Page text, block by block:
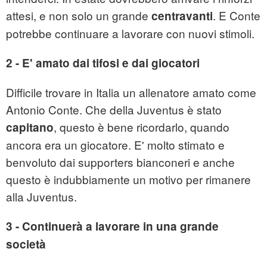
attesi, e non solo un grande centravanti. E Conte
potrebbe continuare a lavorare con nuovi stimoli.
2 - E' amato dai tifosi e dai giocatori
Difficile trovare in Italia un allenatore amato come
Antonio Conte. Che della Juventus è stato
capitano, questo è bene ricordarlo, quando
ancora era un giocatore. E' molto stimato e
benvoluto dai supporters bianconeri e anche
questo è indubbiamente un motivo per rimanere
alla Juventus.
3 - Continuerà a lavorare in una grande
società